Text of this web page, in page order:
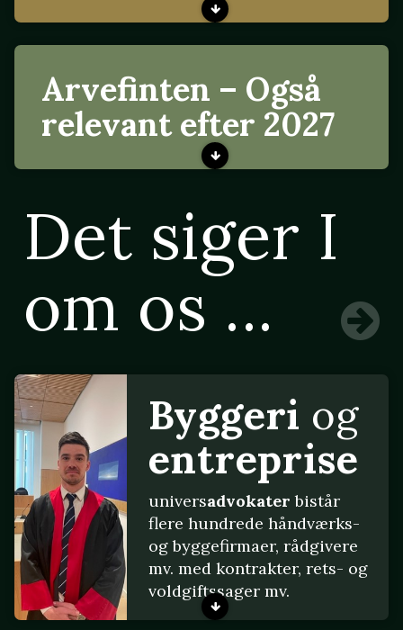
Arvefinten – Også
relevant efter 2027
Det siger I
om os ...
Byggeri og
entreprise
universadvokater bistår
flere hundrede håndværks-
og byggefirmaer, rådgivere
mv. med kontrakter, rets- og
voldgiftssager mv.